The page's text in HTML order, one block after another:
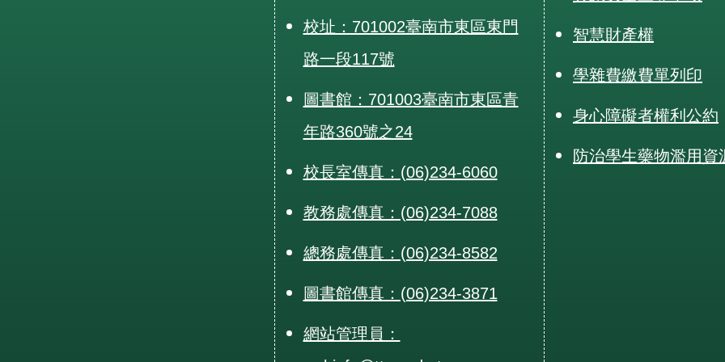
校址：701002臺南市東區東門
路一段117號
圖書館：701003臺南市東區青
年路360號之24
校長室傳真：(06)234-6060
教務處傳真：(06)234-7088
總務處傳真：(06)234-8582
圖書館傳真：(06)234-3871
網站管理員：
智慧財產權
學雜費繳費單列印
身心障礙者權利公約
防治學生藥物濫用資